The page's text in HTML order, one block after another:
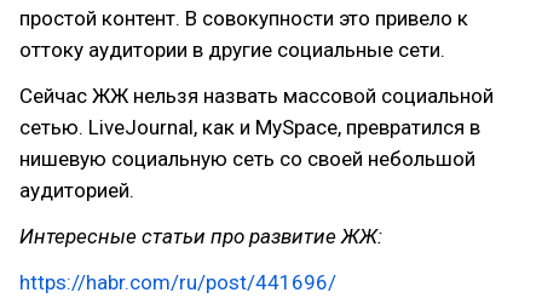
простой контент. В совокупности это привело к
оттоку аудитории в другие социальные сети.
Сейчас ЖЖ нельзя назвать массовой социальной
сетью. LiveJournal, как и MySpace, превратился в
нишевую социальную сеть со своей небольшой
аудиторией.
Интересные статьи про развитие ЖЖ:
https://habr.com/ru/post/441696/